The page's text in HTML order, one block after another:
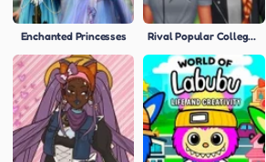
Enchanted Princesses Rival Popular College Girls